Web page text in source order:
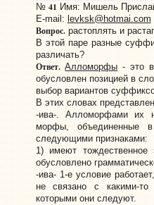
№ 41 Имя: Мишель
E-mail: levksk@hotmai.com
Вопрос.растоплять и
В этой паре разные
различать?
Ответ. Алломорфы - это
обусловлен позицией в
выбор вариантов
В этих словах
-ива-. Алломорфами их
морфы, объединенные
следующими признаками:
1) имеют
обусловлено
-ива- 1-е условие
не связано с какими-то
которыми они следуют.